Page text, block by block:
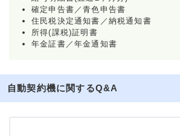
確定申告書／青色申告書
住民税決定通知書／納税通知書
所得(課税)証明書
年金証書／年金通知書
自動契約機に関するQ&A